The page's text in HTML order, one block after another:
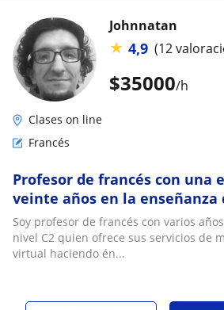
$35000/h
Johnnatan
★ 4,9 (12
Clases on line
Francés
Profesor de francés con una
veinte años en la enseñanza
francesa, conociendo las
necesarias para lograr los
académicos de los
Soy profesor de francés con varios
nivel C2 quien ofrece sus servicios de
virtual haciendo én...